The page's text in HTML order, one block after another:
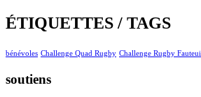
ÉTIQUETTES / TAGS
bénévoles Challenge Quad Rugby Challenge Rugby
soutiens